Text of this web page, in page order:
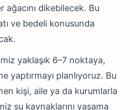
dikebilecek. Bu
ve bedeli konusunda
yaklaşık 6–7 noktaya,
yaptırmayı planlıyoruz. Bu
kişi, aile ya da kurumlarla
su kaynaklarını yaşama